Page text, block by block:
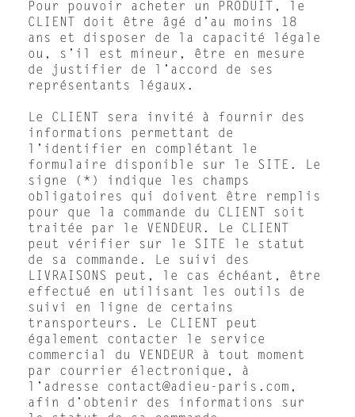
Pour pouvoir acheter un PRODUIT, le
CLIENT doit être âgé d’au moins 18
ans et disposer de la capacité légale
ou, s’il est mineur, être en mesure
de justifier de l’accord de ses
représentants légaux.
Le CLIENT sera invité à fournir des
informations permettant de
l’identifier en complétant le
formulaire disponible sur le SITE. Le
signe (*) indique les champs
obligatoires qui doivent être remplis
pour que la commande du CLIENT soit
traitée par le VENDEUR. Le CLIENT
peut vérifier sur le SITE le statut
de sa commande. Le suivi des
LIVRAISONS peut, le cas échéant, être
effectué en utilisant les outils de
suivi en ligne de certains
transporteurs. Le CLIENT peut
également contacter le service
commercial du VENDEUR à tout moment
par courrier électronique, à
l’adresse contact@adieu-paris.com,
afin d’obtenir des informations sur